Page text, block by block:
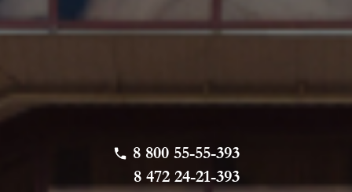
8 800 55-55-393
8 472 24-21-393